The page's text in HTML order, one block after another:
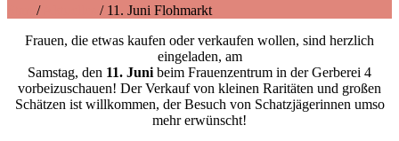
/ / 11. Juni Flohmarkt
Frauen, die etwas kaufen oder verkaufen wollen, sind herzlich
eingeladen, am
Samstag, den 11. Juni beim Frauenzentrum in der Gerberei 4
vorbeizuschauen! Der Verkauf von kleinen Raritäten und großen
Schätzen ist willkommen, der Besuch von Schatzjägerinnen umso
mehr erwünscht!